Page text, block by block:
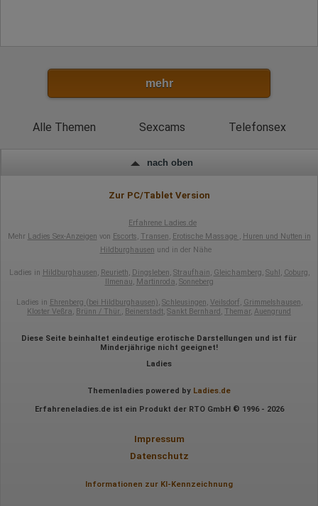
mehr
Alle Themen Sexcams Telefonsex
nach oben
Zur PC/Tablet Version
Erfahrene Ladies.de
Mehr Ladies Sex-Anzeigen von Escorts, Transen, Erotische Massage , Huren und Nutten in
Hildburghausen und in der Nähe
Ladies in Hildburghausen Reurieth Dingsleben Straufhain Gleichamberg Suhl Coburg
Ilmenau Martinroda Sonneberg
Ladies in Ehrenberg (bei Hildburghausen) Schleusingen Veilsdorf Grimmelshausen
Kloster Veßra Brünn / Thür. Beinerstadt Sankt Bernhard Themar, Auengrund
Diese Seite beinhaltet eindeutige erotische Darstellungen und ist für
Minderjährige nicht geeignet!
Ladies
Themenladies powered by Ladies.de
Erfahreneladies.de ist ein Produkt der RTO GmbH © 1996 - 2026
Impressum
Datenschutz
Informationen zur KI-Kennzeichnung